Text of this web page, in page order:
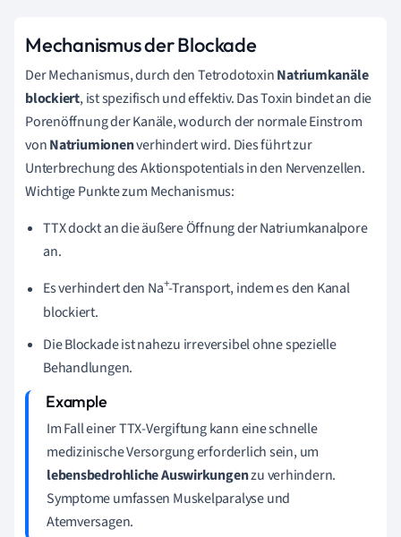
Mechanismus der Blockade
Der Mechanismus, durch den TetrodotoxinNatriumkanäle
blockiert, ist spezifisch und effektiv. Das Toxin bindet an die
Porenöffnung der Kanäle, wodurch der normale Einstrom
vonNatriumionenverhindert wird. Dies führt zur
Unterbrechung des Aktionspotentials in den Nervenzellen.
Wichtige Punkte zum Mechanismus:
TTX dockt an die äußere Öffnung der Natriumkanalpore
an.
Es verhindert den Na+-Transport, indem es den Kanal
blockiert.
Die Blockade ist nahezu irreversibel ohne spezielle
Behandlungen.
Im Fall einer TTX-Vergiftung kann eine schnelle
medizinische Versorgung erforderlich sein, um
lebensbedrohliche Auswirkungenzu verhindern.
Symptome umfassen Muskelparalyse und
Atemversagen.